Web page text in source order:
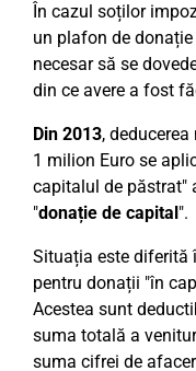
În cazul soților
un plafon de
necesar să se
din ce avere a fost
Din 2013,
1 milion Euro se
capitalul de păstrat"
"donație de capital".
Situația este diferită
pentru donații "în
Acestea sunt
suma totală a
suma cifrei de